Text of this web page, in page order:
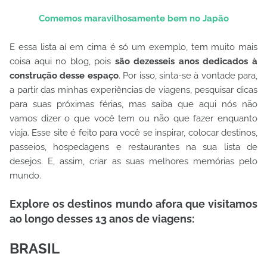
Comemos maravilhosamente bem no Japão
E essa lista aí em cima é só um exemplo, tem muito mais
coisa aqui no blog, pois são dezesseis anos dedicados à
construção desse espaço. Por isso, sinta-se à vontade para,
a partir das minhas experiências de viagens, pesquisar dicas
para suas próximas férias, mas saiba que aqui nós não
vamos dizer o que você tem ou não que fazer enquanto
viaja. Esse site é feito para você se inspirar, colocar destinos,
passeios, hospedagens e restaurantes na sua lista de
desejos. E, assim, criar as suas melhores memórias pelo
mundo.
Explore os destinos mundo afora que visitamos
ao longo desses 13 anos de viagens:
BRASIL